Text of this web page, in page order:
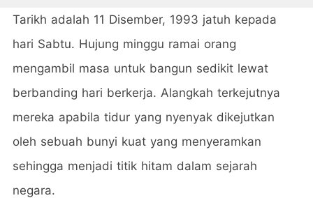
Tarikh adalah 11 Disember, 1993 jatuh kepada
hari Sabtu. Hujung minggu ramai orang
mengambil masa untuk bangun sedikit lewat
berbanding hari berkerja. Alangkah terkejutnya
mereka apabila tidur yang nyenyak dikejutkan
oleh sebuah bunyi kuat yang menyeramkan
sehingga menjadi titik hitam dalam sejarah
negara.